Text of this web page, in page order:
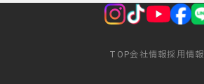
TOP会社情報採用情報